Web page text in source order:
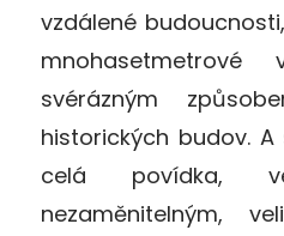
vzdálené
mnohasetmetrové
svérázným
historických budov.
celá povídka,
nezaměnitelným,